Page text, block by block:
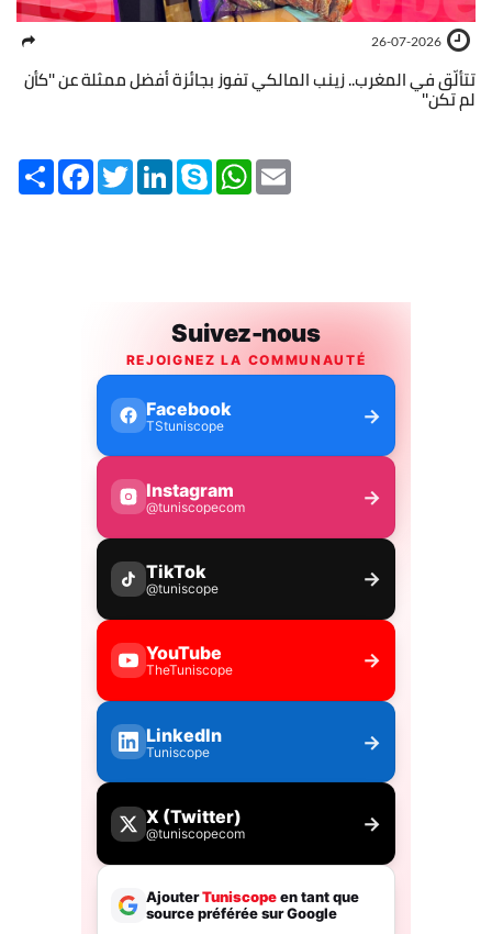
26-07-2026
تتألّق في المغرب.. زينب المالكي تفوز بجائزة أفضل ممثلة عن ''كأن
لم تكن''
Share FacebookTwitterLinkedInSkype WhatsApp